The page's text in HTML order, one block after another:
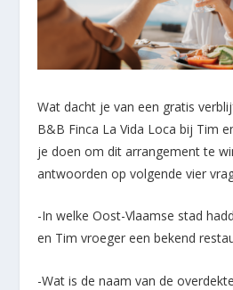
Wat dacht je van een gratis
B&B Finca La Vida Loca bij Tim
je doen om dit arrangement te
antwoorden op volgende vier
-In welke Oost-Vlaamse stad
en Tim vroeger een bekend
-Wat is de naam van de